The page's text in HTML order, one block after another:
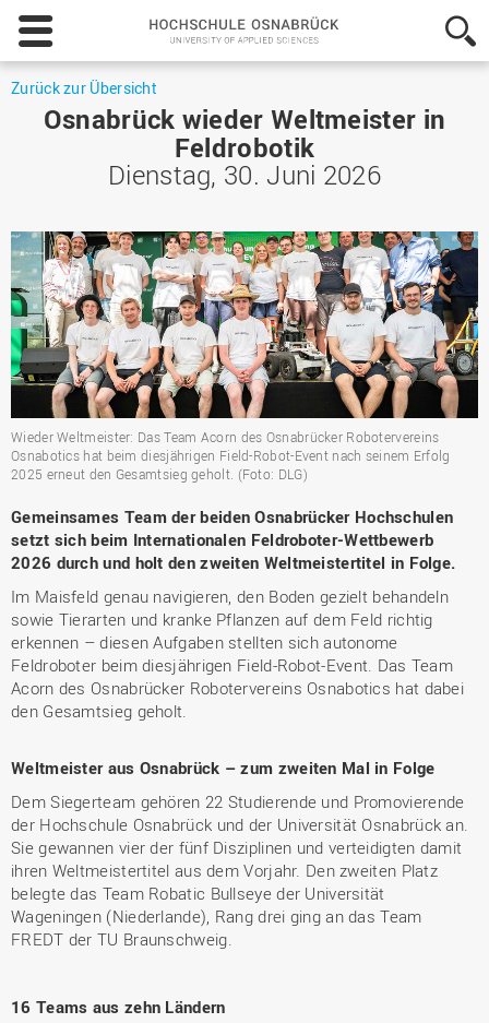
Hochschule
Osnabrück
-
of
Applied
Zurück zur Übersicht
Osnabrück wieder Weltmeister in
Feldrobotik
Dienstag, 30. Juni 2026
Wieder Weltmeister: Das Team Acorn des Osnabrücker Robotervereins
Osnabotics hat beim diesjährigen Field-Robot-Event nach seinem Erfolg
2025 erneut den Gesamtsieg geholt. (Foto: DLG)
Gemeinsames Team der beiden Osnabrücker Hochschulen
setzt sich beim Internationalen Feldroboter-Wettbewerb
2026 durch und holt den zweiten Weltmeistertitel in Folge.
Im Maisfeld genau navigieren, den Boden gezielt behandeln
sowie Tierarten und kranke Pflanzen auf dem Feld richtig
erkennen – diesen Aufgaben stellten sich autonome
Feldroboter beim diesjährigen Field-Robot-Event. Das Team
Acorn des Osnabrücker Robotervereins Osnabotics hat dabei
den Gesamtsieg geholt.
Weltmeister aus Osnabrück – zum zweiten Mal in Folge
Dem Siegerteam gehören 22 Studierende und Promovierende
der Hochschule Osnabrück und der Universität Osnabrück an.
Sie gewannen vier der fünf Disziplinen und verteidigten damit
ihren Weltmeistertitel aus dem Vorjahr. Den zweiten Platz
belegte das Team Robatic Bullseye der Universität
Wageningen (Niederlande), Rang drei ging an das Team
FREDT der TU Braunschweig.
16 Teams aus zehn Ländern